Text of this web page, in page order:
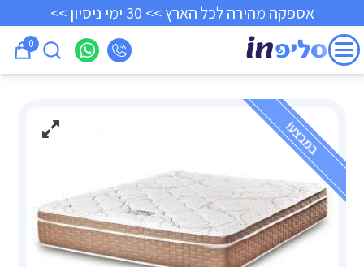
אספקה מהירה לכל הארץ >> 30 ימי ניסיון >>
0
במבצע!